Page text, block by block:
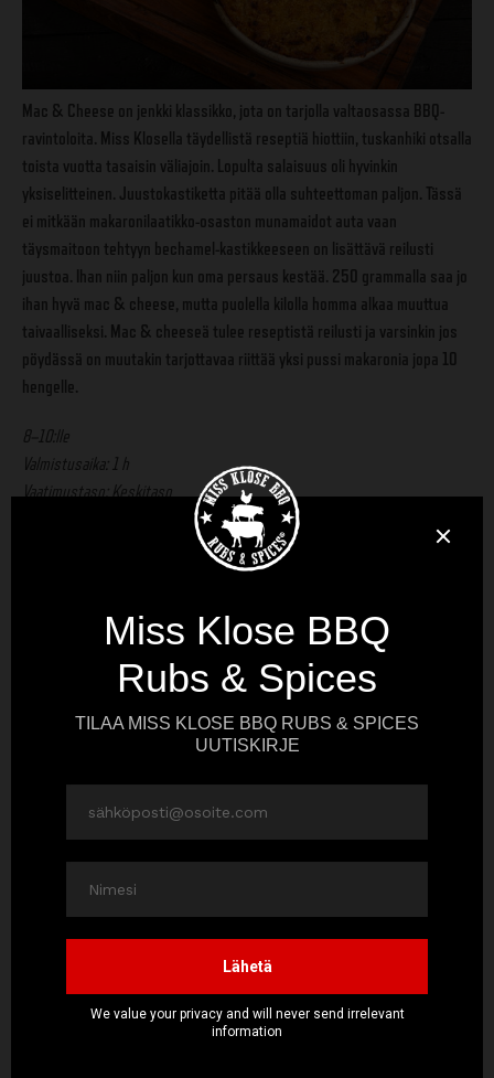
Mac & Cheese on jenkki klassikko, jota on tarjolla valtaosassa BBQ-
ravintoloita. Miss Klosella täydellistä reseptiä hiottiin, tuskanhiki otsalla
toista vuotta tasaisin väliajoin. Lopulta salaisuus oli hyvinkin
yksiselitteinen. Juustokastiketta pitää olla suhteettoman paljon. Tässä
ei mitkään makaronilaatikko-osaston munamaidot auta vaan
täysmaitoon tehtyyn bechamel-kastikkeeseen on lisättävä reilusti
juustoa. Ihan niin paljon kun oma persaus kestää. 250 grammalla saa jo
ihan hyvä mac & cheese, mutta puolella kilolla homma alkaa muuttua
taivaalliseksi. Mac & cheeseä tulee reseptistä reilusti ja varsinkin jos
pöydässä on muutakin tarjottavaa riittää yksi pussi makaronia jopa 10
hengelle.
8–10:lle
Valmistusaika: 1 h
Vaatimustaso: Keskitaso
Magic Dust Spice
250–500 g raastettua juustoa
Savustettu Bold & Peppery Naudan Brisket ja pikkelöity punasipuli
sekaan vehnäjauhot. Anna suurustua ja paahtua hetki kattilassa koko ajan
sekoitellen, noin 3–4 minuuttia. Lisää vähitellen ja koko ajan vispaten
maito ja keitä koko ajan sekoittaen, kunnes kastike suurustuu. Ota pois
hellalta ja lisää juusto ja Magic Dust. Anna juuston sulaa ja ohenna vielä
tarvittaessa maidolla. Sekoita kastike ja makaronit ja kuorruta
korppujauhoilla. Ruskista korppujauhot grillivastusten alla
mahdollisimman kuumassa uunissa mahdollisimman nopeasti. Tarjoile